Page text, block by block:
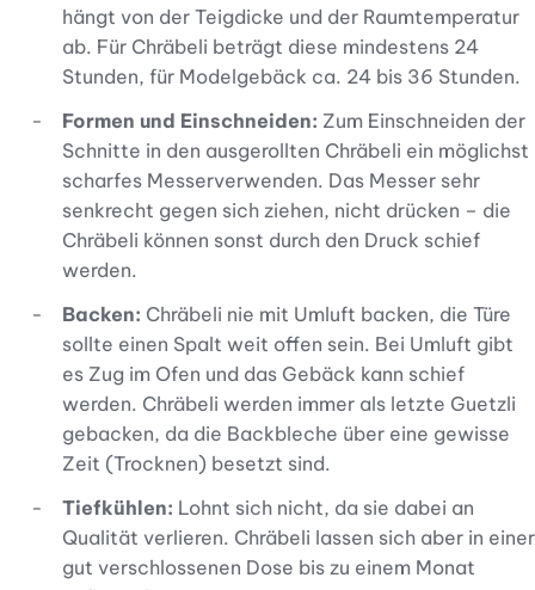
hängt von der Teigdicke und der Raumtemperatur
ab. Für Chräbeli beträgt diese mindestens 24
Stunden, für Modelgebäck ca. 24 bis 36 Stunden.
Formen und Einschneiden: Zum Einschneiden der
Schnitte in den ausgerollten Chräbeli ein möglichst
scharfes Messerverwenden. Das Messer sehr
senkrecht gegen sich ziehen, nicht drücken – die
Chräbeli können sonst durch den Druck schief
werden.
Backen: Chräbeli nie mit Umluft backen, die Türe
sollte einen Spalt weit offen sein. Bei Umluft gibt
es Zug im Ofen und das Gebäck kann schief
werden. Chräbeli werden immer als letzte Guetzli
gebacken, da die Backbleche über eine gewisse
Zeit (Trocknen) besetzt sind.
Tiefkühlen: Lohnt sich nicht, da sie dabei an
Qualität verlieren. Chräbeli lassen sich aber in einer
gut verschlossenen Dose bis zu einem Monat